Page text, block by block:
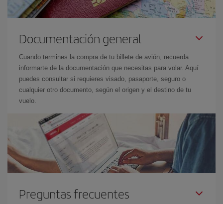
Documentación general
Cuando termines la compra de tu billete de avión, recuerda
informarte de la documentación que necesitas para volar. Aquí
puedes consultar si requieres visado, pasaporte, seguro o
cualquier otro documento, según el origen y el destino de tu
vuelo.
Preguntas frecuentes